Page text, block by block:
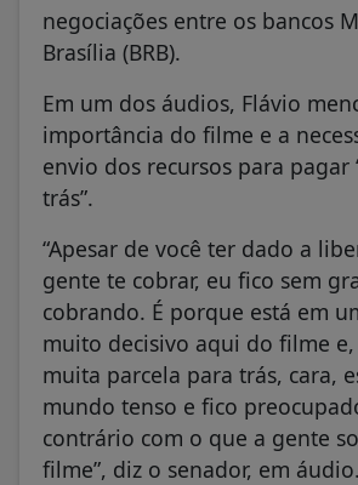
negociações entre os bancos
Brasília (BRB).
Em um dos áudios, Flávio
importância do filme e a
envio dos recursos para pagar
trás”.
“Apesar de você ter dado a
gente te cobrar, eu fico sem
cobrando. É porque está em
muito decisivo aqui do filme
muita parcela para trás, cara,
mundo tenso e fico
contrário com o que a gente
filme”, diz o senador, em áudio.